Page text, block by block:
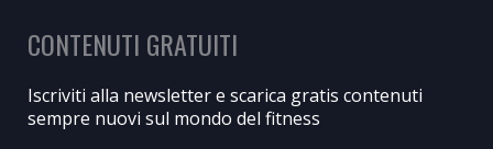
CONTENUTI GRATUITI
Iscriviti alla newsletter e scarica gratis contenuti
sempre nuovi sul mondo del fitness